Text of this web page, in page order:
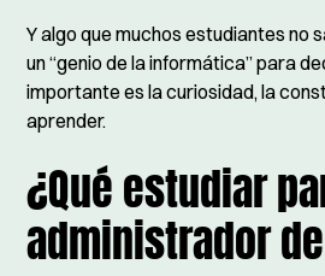
Y algo que muchos estudiantes no
un “genio de la informática” para
importante es la curiosidad, la
aprender.
¿Qué estudiar
administrador